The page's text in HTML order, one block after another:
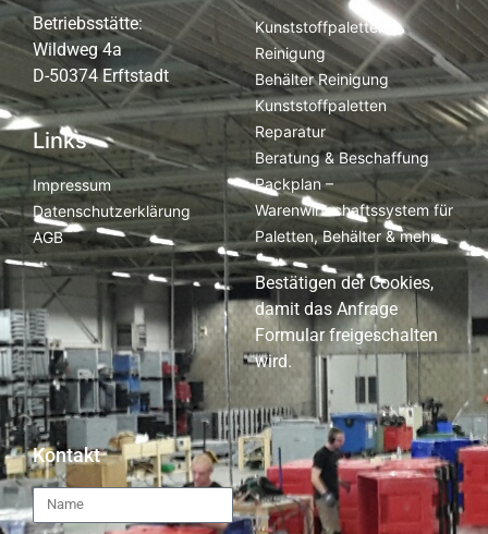
Betriebsstätte:
Wildweg 4a
D-50374 Erftstadt
Links
Impressum
Datenschutzerklärung
AGB
Kunststoffpaletten
Reinigung
Behälter Reinigung
Kunststoffpaletten
Reparatur
Beratung & Beschaffung
Packplan –
Warenwirtschaftssystem für
Paletten, Behälter & mehr
Bestätigen der Cookies,
damit das Anfrage
Formular freigeschalten
wird.
Kontakt